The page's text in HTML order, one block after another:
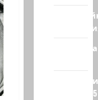
Полемика
сайта 2025